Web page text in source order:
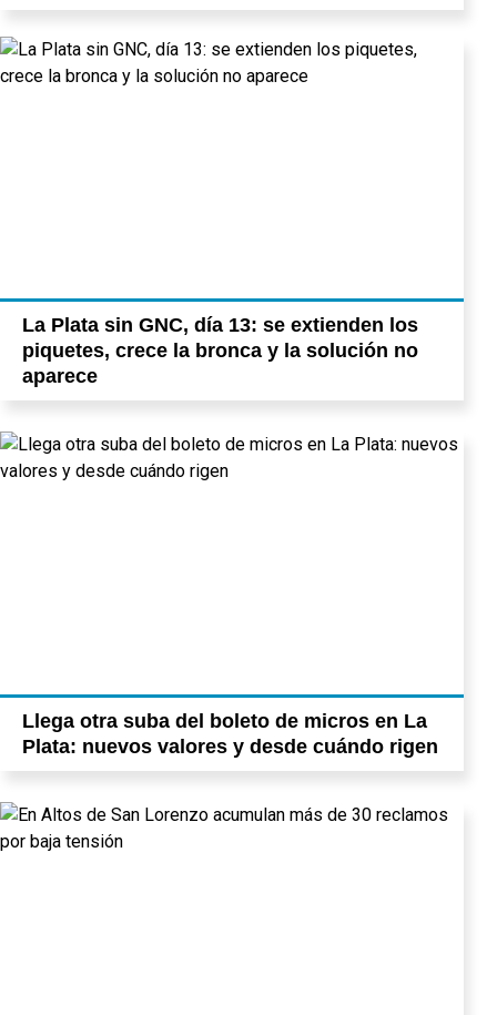
La Plata sin GNC, día 13: se extienden los
piquetes, crece la bronca y la solución no
aparece
Llega otra suba del boleto de micros en La
Plata: nuevos valores y desde cuándo rigen